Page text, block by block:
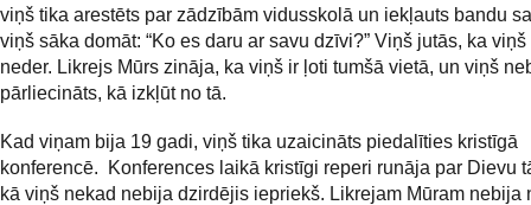
viņš tika arestēts par zādzībām vidusskolā un iekļauts bandu
viņš sāka domāt: “Ko es daru ar savu dzīvi?” Viņš jutās, ka
neder. Likrejs Mūrs zināja, ka viņš ir ļoti tumšā vietā, un viņš
pārliecināts, kā izkļūt no tā.
Kad viņam bija 19 gadi, viņš tika uzaicināts piedalīties kristīgā
konferencē. Konferences laikā kristīgi reperi runāja par Dievu
kā viņš nekad nebija dzirdējis iepriekš. Likrejam Mūram nebija